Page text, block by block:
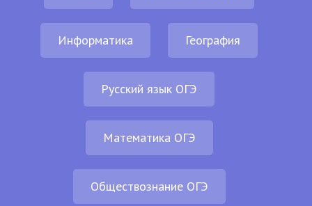
Информатика География
Русский язык ОГЭ
Математика ОГЭ
Обществознание ОГЭ